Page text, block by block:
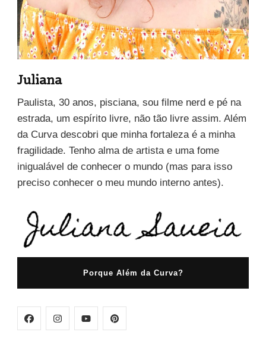
Juliana
Paulista, 30 anos, pisciana, sou filme nerd e pé na
estrada, um espírito livre, não tão livre assim. Além
da Curva descobri que minha fortaleza é a minha
fragilidade. Tenho alma de artista e uma fome
inigualável de conhecer o mundo (mas para isso
preciso conhecer o meu mundo interno antes).
Porque Além da Curva?